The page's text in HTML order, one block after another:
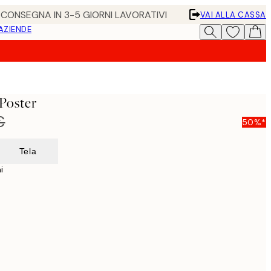
IN 3-5 GIORNI LAVORATIVI
VAI ALLA CASSA
50%*
Tela